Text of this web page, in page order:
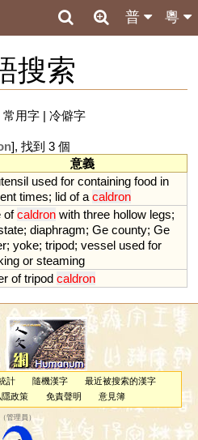
粵
普
搜索
常用字| 冷僻字
], 找到 3 個
意義
used for containing food in
times; lid of a caldron
of caldron with three hollow legs;
; diaphragm; Ge county; Ge
; yoke; tripod; vessel used for
or steaming
of tripod caldron
計 隨機漢字
最近被搜索的漢字
隱政策 免責聲明 意見簿
（管理員 ）